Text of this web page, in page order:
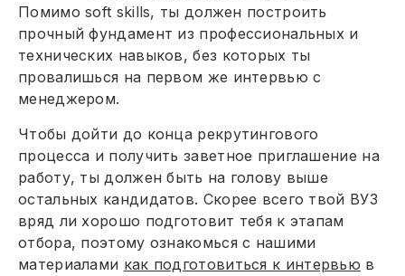
Помимо soft skills, ты должен построить
прочный фундамент из профессиональных и
технических навыков, без которых ты
провалишься на первом же интервью с
менеджером.
Чтобы дойти до конца рекрутингового
процесса и получить заветное приглашение на
работу, ты должен быть на голову выше
остальных кандидатов. Скорее всего твой ВУЗ
вряд ли хорошо подготовит тебя к этапам
отбора, поэтому ознакомься с нашими
материалами как подготовиться к интервью в